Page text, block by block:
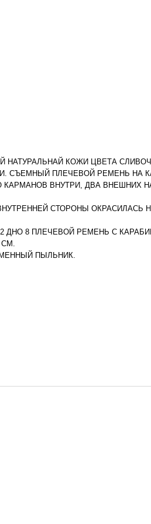
НАТУРАЛЬНАЙ КОЖИ ЦВЕТА
СЪЕМНЫЙ ПЛЕЧЕВОЙ РЕМЕНЬ НА
КАРМАНОВ ВНУТРИ, ДВА ВНЕШНИХ
СТОРОНЫ ОКРАСИЛАСЬ
ДНО 8 ПЛЕЧЕВОЙ РЕМЕНЬ С
СМ.
ПЫЛЬНИК.